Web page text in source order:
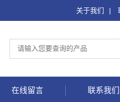
关于我们 |
在线留言 联系我们